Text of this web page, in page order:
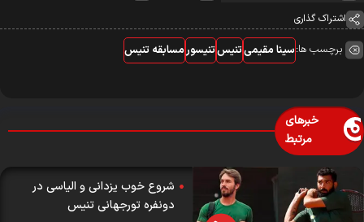
اشتراک گذاری
برچسب ها:سینا مقیمیتنیستنیسورمسابقه تنیس
خبرهای
مرتبط
شروع خوب یزدانی و الیاسی در
دونفره تورجهانی تنیس